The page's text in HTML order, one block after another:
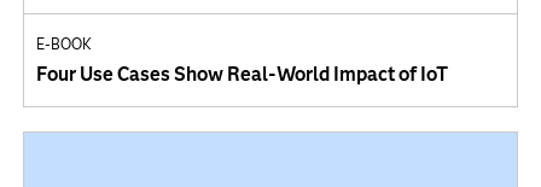
E-BOOK
Four Use Cases Show Real-World Impact of IoT